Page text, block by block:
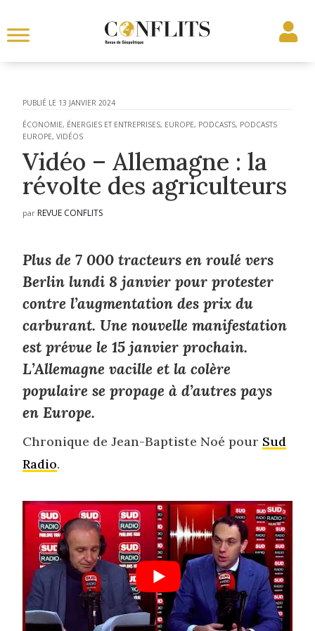
13 JANVIER 2024
ÉCONOMIE, ÉNERGIES ET ENTREPRISES, EUROPE, PODCASTS, PODCASTS
EUROPE,VIDÉOS
Vidéo – Allemagne : la
révolte des agriculteurs
par REVUE CONFLITS
Plus de 7 000 tracteurs en roulé vers
Berlin lundi 8 janvier pour protester
contre l’augmentation des prix du
carburant. Une nouvelle manifestation
est prévue le 15 janvier prochain.
L’Allemagne vacille et la colère
populaire se propage à d’autres pays
en Europe.
Chronique de Jean-Baptiste Noé pour Sud
Radio.